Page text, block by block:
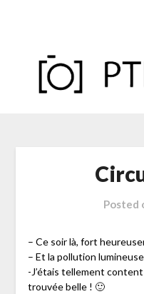
Posted
– Ce soir là, fort
– Et la pollution lumineuse
-J’étais tellement
trouvée belle ! 🙂